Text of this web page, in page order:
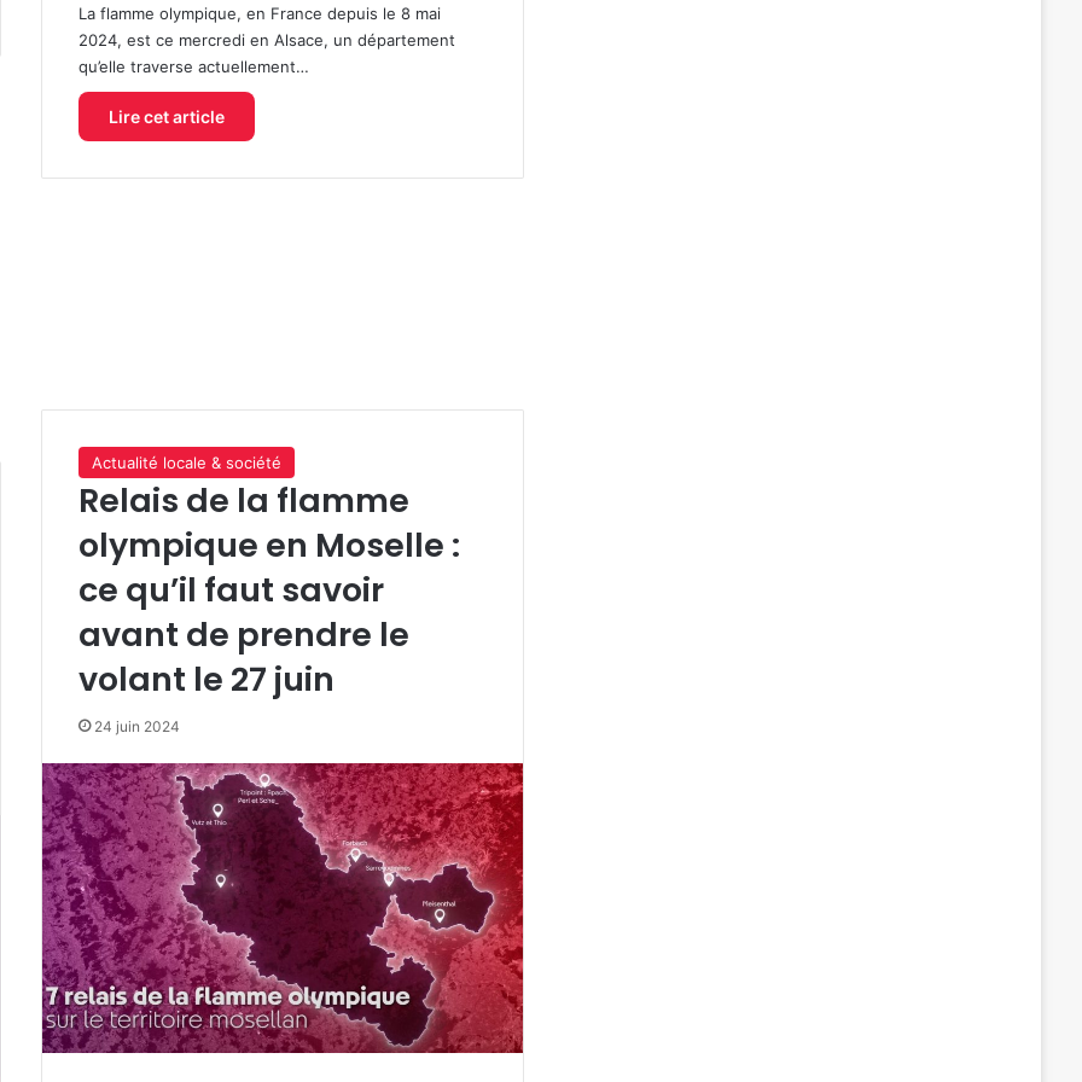
La flamme olympique, en France depuis le 8 mai
2024, est ce mercredi en Alsace, un département
qu’elle traverse actuellement…
Lire cet article
Actualité locale & société
Relais de la flamme
olympique en Moselle :
ce qu’il faut savoir
avant de prendre le
volant le 27 juin
24 juin 2024